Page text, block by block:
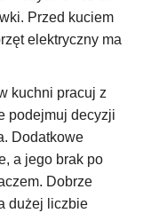
Przed kuciem
elektryczny ma
kuchni pracuj z
podejmuj decyzji
Dodatkowe
a jego brak po
Dobrze
dużej liczbie